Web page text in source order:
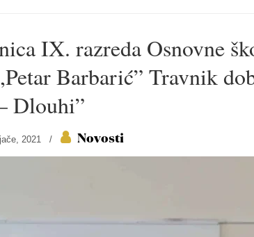
IX. razreda Osnovne
Barbarić” Travnik
Dlouhi”
2021 / Novosti